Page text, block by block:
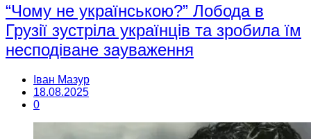
“Чому не українською?” Лобода в
Грузії зустріла українців та зробила їм
несподіване зауваження
Іван Мазур
18.08.2025
0